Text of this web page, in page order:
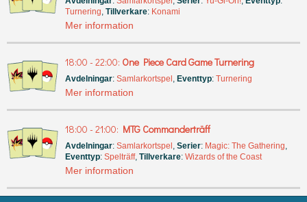
Turnering Tillverkare: Konami
Mer information
18:00 - 22:00: One Piece Card Game Turnering
Avdelningar: Samlarkortspel Eventtyp: Turnering
Mer information
18:00 - 21:00: MTG Commanderträff
Avdelningar: Samlarkortspel Serier: Magic: The Gathering
Eventtyp: Spelträff, Tillverkare: Wizards of the Coast
Mer information